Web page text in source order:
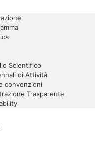
Scientifico
di Attività
convenzioni
Trasparente